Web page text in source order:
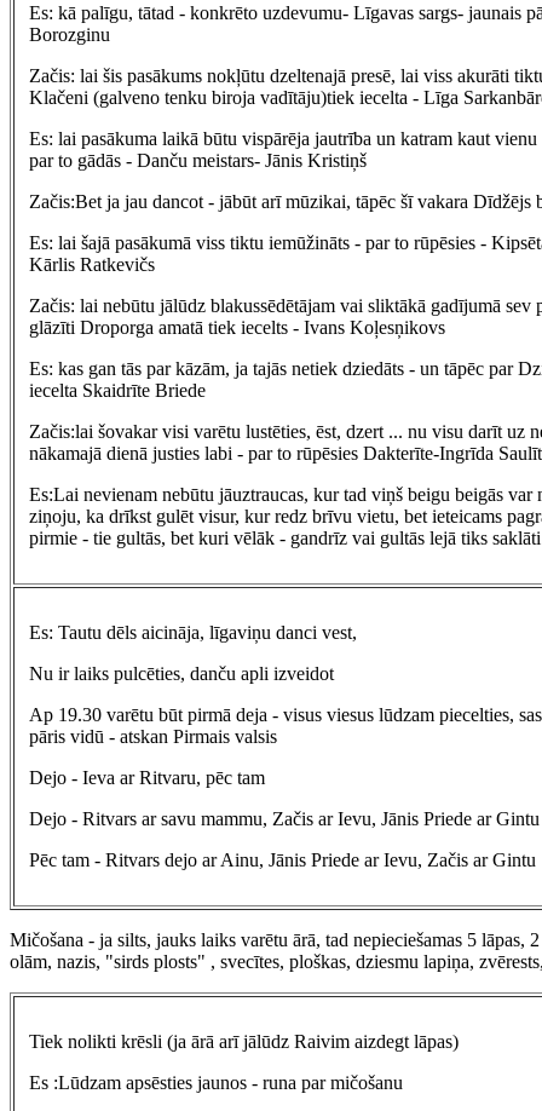
Es: kā palīgu, tātad - konkrēto uzdevumu- Līgavas sargs- jaunais
Borozginu
Začis: lai šis pasākums nokļūtu dzeltenajā presē, lai viss akurāti
Klačeni (galveno tenku biroja vadītāju)tiek iecelta - Līga
Es: lai pasākuma laikā būtu vispārēja jautrība un katram kaut
par to gādās - Danču meistars- Jānis Kristiņš
Začis:Bet ja jau dancot - jābūt arī mūzikai, tāpēc šī vakara Dīdžējs
Es: lai šajā pasākumā viss tiktu iemūžināts - par to rūpēsies -
Kārlis Ratkevičs
Začis: lai nebūtu jālūdz blakussēdētājam vai sliktākā gadījumā sev
glāzīti Droporga amatā tiek iecelts - Ivans Koļesņikovs
Es: kas gan tās par kāzām, ja tajās netiek dziedāts - un tāpēc par
iecelta Skaidrīte Briede
Začis:lai šovakar visi varētu lustēties, ēst, dzert ... nu visu darīt uz
nākamajā dienā justies labi - par to rūpēsies Dakterīte-Ingrīda
Es:Lai nevienam nebūtu jāuztraucas, kur tad viņš beigu beigās var
ziņoju, ka drīkst gulēt visur, kur redz brīvu vietu, bet ieteicams
pirmie - tie gultās, bet kuri vēlāk - gandrīz vai gultās lejā tiks
Es: Tautu dēls aicināja, līgaviņu danci vest,
Nu ir laiks pulcēties, danču apli izveidot
Ap 19.30 varētu būt pirmā deja - visus viesus lūdzam piecelties,
pāris vidū - atskan Pirmais valsis
Dejo - Ieva ar Ritvaru, pēc tam
Dejo - Ritvars ar savu mammu, Začis ar Ievu, Jānis Priede ar Gintu
Pēc tam - Ritvars dejo ar Ainu, Jānis Priede ar Ievu, Začis ar Gintu
Mičošana - ja silts, jauks laiks varētu ārā, tad nepieciešamas 5
olām, nazis, "sirds plosts" , svecītes, ploškas, dziesmu lapiņa,
Tiek nolikti krēsli (ja ārā arī jālūdz Raivim aizdegt lāpas)
Es :Lūdzam apsēsties jaunos - runa par mičošanu